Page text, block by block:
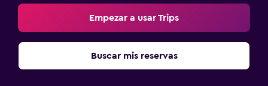
Empezar a usar Trips
Buscar mis reservas